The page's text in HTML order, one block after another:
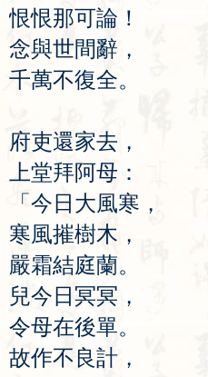
恨恨那可論 ！
念與世間辭 ，
千萬不復全。
府吏還家去 ，
上堂拜阿母 ：
「 今 日 大風寒 ，
寒風摧樹木 ，
嚴霜結庭蘭。
兒今 日 冥冥 ，
令母在後單。
故作不良計 ，